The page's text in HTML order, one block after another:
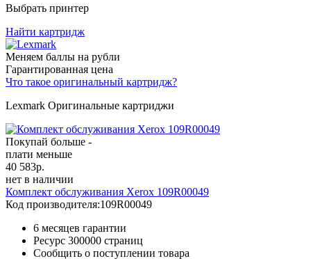
Выбрать принтер
Найти картридж
Меняем баллы на рубли
Гарантированная цена
Что такое оригинальный картридж?
Lexmark Оригинальные картриджи
Покупай больше -
плати меньше
40 583р.
нет в наличии
Комплект обслуживания Xerox 109R00049
Код производителя:109R00049
6 месяцев гарантии
Ресурс 300000 страниц
Сообщить о поступлении товара